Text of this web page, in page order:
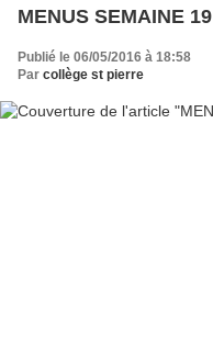
MENUS SEMAINE 19
Publié le 06/05/2016 à 18:58
Par collège st pierre